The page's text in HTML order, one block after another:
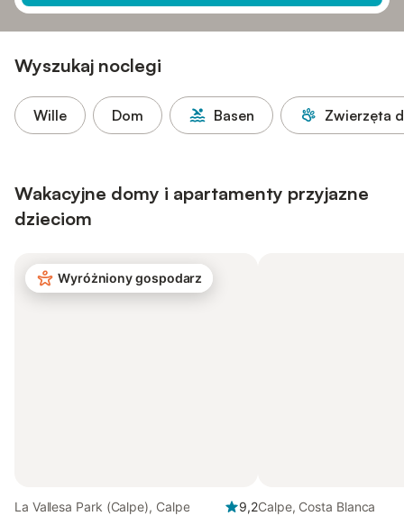
Wyszukaj noclegi
Wille Dom Basen Zwierzęta
Wakacyjne domy i apartamenty przyjazne
dzieciom
Wyróżniony gospodarz
La Vallesa Park (Calpe), Calpe
9,2Calpe, Costa Blanca